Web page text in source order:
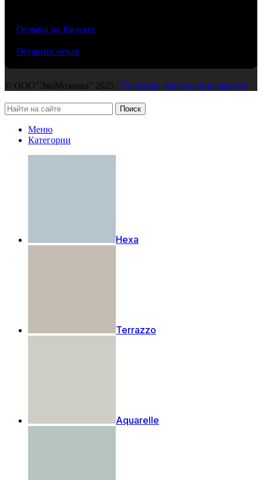
Отзывы на Яндексе
Оставить отзыв
© ООО"ЭкоМозаика" 2025 | Политика конфиденциальности
Поиск
Меню
Категории
Hexa
Terrazzo
Aquarelle